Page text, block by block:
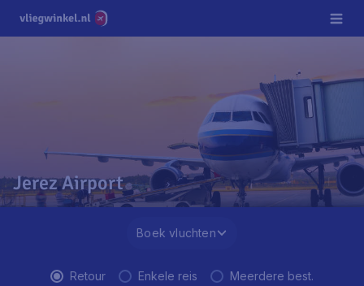
Jerez Airport
Boek vluchten
Retour Enkele reis Meerdere best.